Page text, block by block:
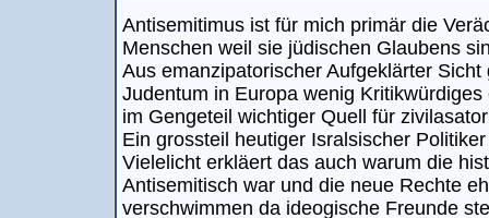
Antisemitimus ist für mich primär die
Menschen weil sie jüdischen Glaubens
Aus emanzipatorischer Aufgeklärter
Judentum in Europa wenig
im Gengeteil wichtiger Quell für
Ein grossteil heutiger Isralsischer
Vielelicht erkläert das auch warum die
Antisemitisch war und die neue Rechte
verschwimmen da ideogische Freunde